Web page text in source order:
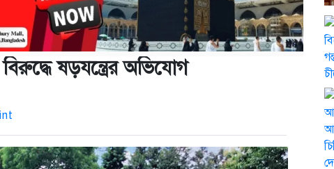
বিরুদ্ধে ষড়যন্ত্রের অভিযোগ